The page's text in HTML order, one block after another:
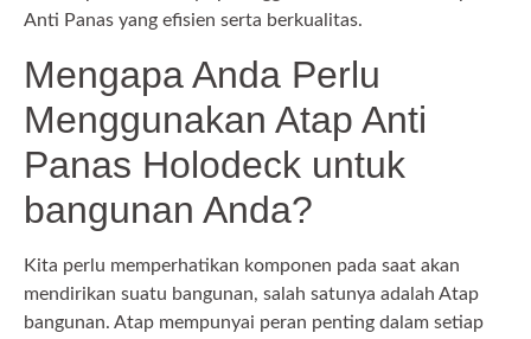
Anti Panas yang efisien serta berkualitas.
Mengapa Anda Perlu
Menggunakan Atap Anti
Panas Holodeck untuk
bangunan Anda?
Kita perlu memperhatikan komponen pada saat akan
mendirikan suatu bangunan, salah satunya adalah Atap
bangunan. Atap mempunyai peran penting dalam setiap